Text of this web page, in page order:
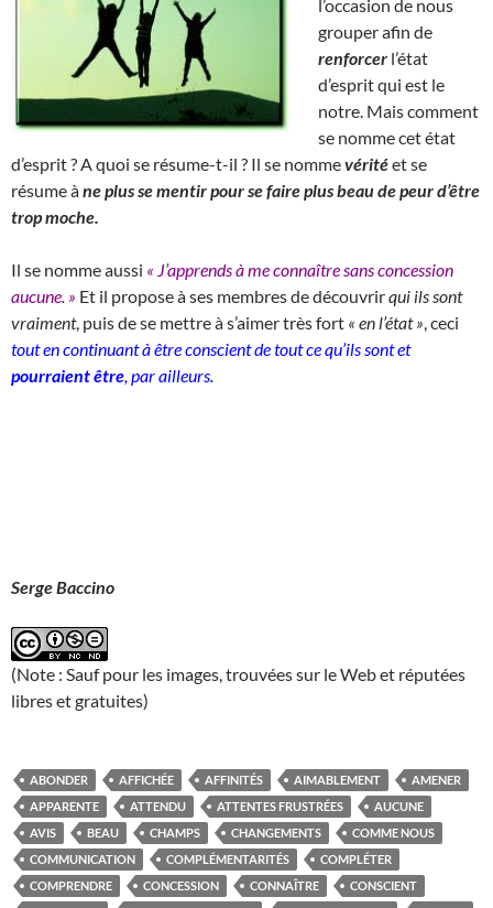
l’occasion de nous
grouper afin de
renforcer l’état
d’esprit qui est le
notre. Mais comment
se nomme cet état
d’esprit ? A quoi se résume-t-il ? Il se nommevéritéet se
résume àne plus se mentir pour se faire plus beau de peur d’être
trop moche.
Il se nomme aussi « J’apprends à me connaître sans concession
aucune. » Et il propose à ses membres de découvrirqui ils sont
vraiment, puis de se mettre à s’aimer très fort « en l’état » , ceci
tout en continuant à être conscient de tout ce qu’ils sont et
pourraient être , par ailleurs.
Serge Baccino
(Note : Sauf pour les images, trouvées sur le Web et réputées
libres et gratuites)
ABONDER AFFICHÉE AFFINITÉS AIMABLEMENT
AMENER
APPARENTE
ATTENDU ATTENTES FRUSTRÉES
AUCUNE
AVIS
BEAU CHAMPS CHANGEMENTS
COMME NOUS
COMMUNICATION
COMPLÉMENTARITÉS
COMPLÉTER
COMPRENDRE
CONCESSION CONNAÎTRE
CONSCIENT